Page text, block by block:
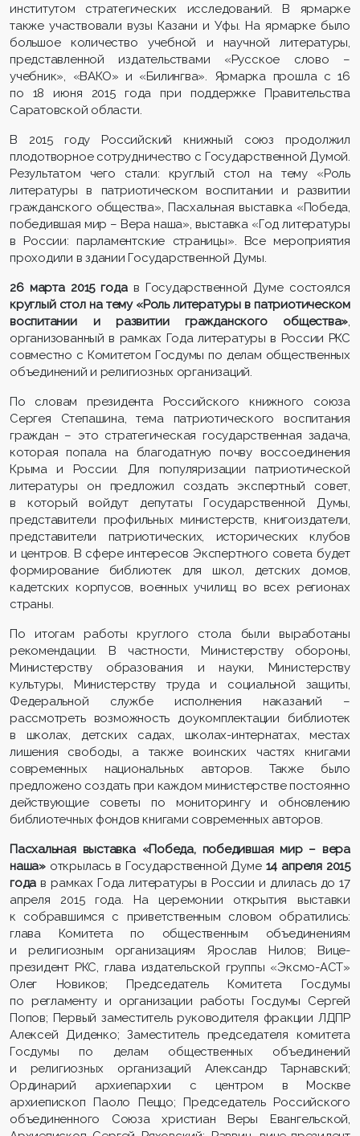
институтом стратегических исследований. В ярмарке
также участвовали вузы Казани и Уфы. На ярмарке было
большое количество учебной и научной литературы,
представленной издательствами «Русское слово –
учебник», «ВАКО» и «Билингва». Ярмарка прошла с 16
по 18 июня 2015 года при поддержке Правительства
Саратовской области.
В 2015 году Российский книжный союз продолжил
плодотворное сотрудничество с Государственной Думой.
Результатом чего стали: круглый стол на тему «Роль
литературы в патриотическом воспитании и развитии
гражданского общества», Пасхальная выставка «Победа,
победившая мир – Вера наша», выставка «Год литературы
в России: парламентские страницы». Все мероприятия
проходили в здании Государственной Думы.
26 марта 2015 годав Государственной Думе состоялся
круглый стол на тему «Роль литературы в патриотическом
воспитании и развитии гражданского общества»,
организованный в рамках Года литературы в России РКС
совместно с Комитетом Госдумы по делам общественных
объединений и религиозных организаций.
По словам президента Российского книжного союза
Сергея Степашина, тема патриотического воспитания
граждан – это стратегическая государственная задача,
которая попала на благодатную почву воссоединения
Крыма и России. Для популяризации патриотической
литературы он предложил создать экспертный совет,
в который войдут депутаты Государственной Думы,
представители профильных министерств, книгоиздатели,
представители патриотических, исторических клубов
и центров. В сфере интересов Экспертного совета будет
формирование библиотек для школ, детских домов,
кадетских корпусов, военных училищ во всех регионах
страны.
По итогам работы круглого стола были выработаны
рекомендации. В частности, Министерству обороны,
Министерству образования и науки, Министерству
культуры, Министерству труда и социальной защиты,
Федеральной службе исполнения наказаний –
рассмотреть возможность доукомплектации библиотек
в школах, детских садах, школах-интернатах, местах
лишения свободы, а также воинских частях книгами
современных национальных авторов. Также было
предложено создать при каждом министерстве постоянно
действующие советы по мониторингу и обновлению
библиотечных фондов книгами современных авторов.
Пасхальная выставка «Победа, победившая мир – вера
наша»открылась в Государственной Думе 14 апреля 2015
года в рамках Года литературы в России и длилась до 17
апреля 2015 года. На церемонии открытия выставки
к собравшимся с приветственным словом обратились:
глава Комитета по общественным объединениям
и религиозным организациям Ярослав Нилов; Вице-
президент РКС, глава издательской группы «Эксмо-АСТ»
Олег Новиков; Председатель Комитета Госдумы
по регламенту и организации работы Госдумы Сергей
Попов; Первый заместитель руководителя фракции ЛДПР
Алексей Диденко; Заместитель председателя комитета
Госдумы по делам общественных объединений
и религиозных организаций Александр Тарнавский;
Ординарий архиепархии с центром в Москве
архиепископ Паоло Пеццо; Председатель Российского
объединенного Союза христиан Веры Евангельской,